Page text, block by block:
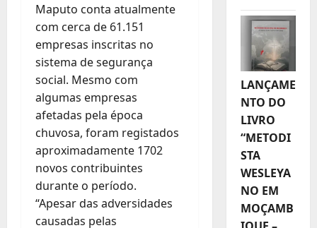
Maputo conta atualmente
com cerca de 61.151
empresas inscritas no
sistema de segurança
social. Mesmo com
algumas empresas
afetadas pela época
chuvosa, foram registados
aproximadamente 1702
novos contribuintes
durante o período.
“Apesar das adversidades
causadas pelas
LANÇAME
NTO DO
LIVRO
“METODI
STA
WESLEYA
NO EM
MOÇAMB